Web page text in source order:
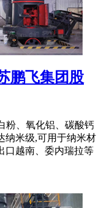
鹏飞集团股
粉、氧化铝、碳酸钙
纳米级,可用于纳米材
口越南、委内瑞拉等